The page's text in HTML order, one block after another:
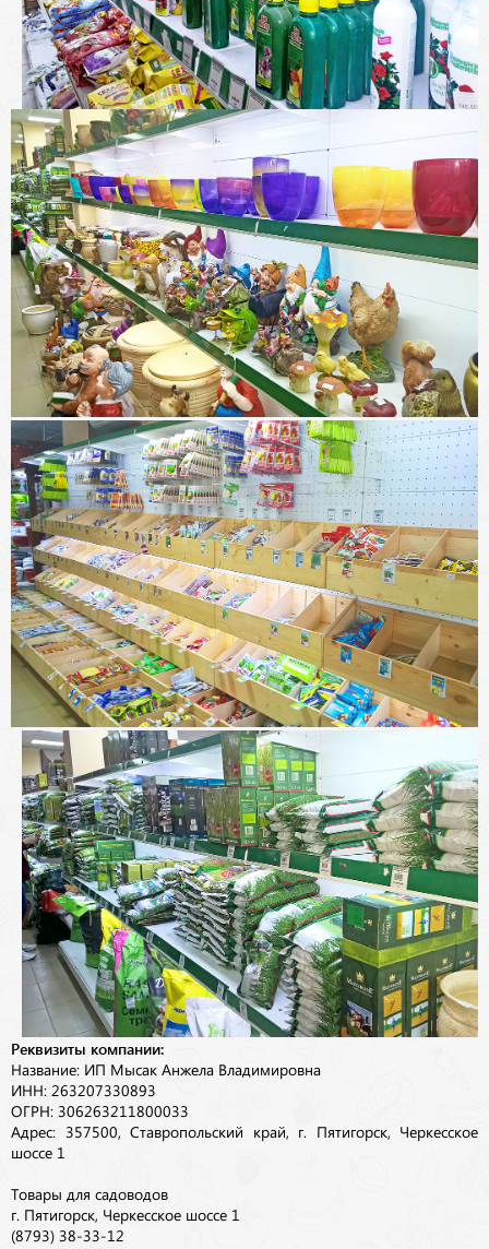
Реквизиты компании:
Название: ИП Мысак Анжела Владимировна
ИНН: 263207330893
ОГРН: 306263211800033
Адрес: 357500, Ставропольский край, г. Пятигорск, Черкесское
шоссе 1
Товары для садоводов
г. Пятигорск, Черкесское шоссе 1
(8793) 38-33-12